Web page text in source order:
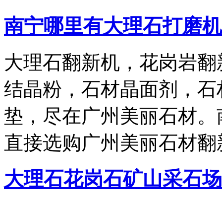
南宁哪里有大理石打磨机
大理石翻新机，花岗岩
结晶粉，石材晶面剂，
垫，尽在广州美丽石材
直接选购广州美丽石材
大理石花岗石矿山采石